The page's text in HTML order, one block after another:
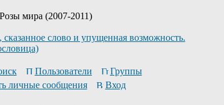
мира (2007-2011)
слово и упущенная возможность.
Пользователи
Группы
личные сообщения Вход